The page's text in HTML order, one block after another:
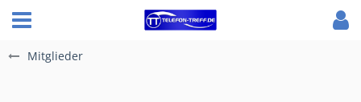
Mitglieder